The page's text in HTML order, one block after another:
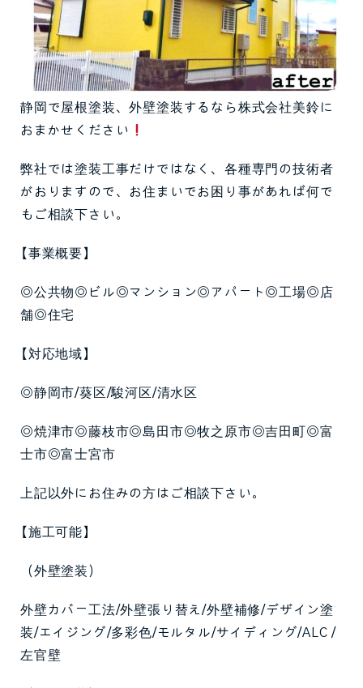
静岡で屋根塗装、外壁塗装するなら株式会社美鈴に
おまかせください
弊社では塗装工事だけではなく、各種専門の技術者
がおりますので、お住まいでお困り事があれば何で
もご相談下さい。
【事業概要】
◎公共物◎ビル◎マンション◎アパート◎工場◎店
舗◎住宅
【対応地域】
◎静岡市/葵区/駿河区/清水区
◎焼津市◎藤枝市◎島田市◎牧之原市◎吉田町◎富
士市◎富士宮市
上記以外にお住みの方はご相談下さい。
【施工可能】
（外壁塗装）
外壁カバー工法/外壁張り替え/外壁補修/デザイン塗
装/エイジング/多彩色/モルタル/サイディング/ALC /
左官壁